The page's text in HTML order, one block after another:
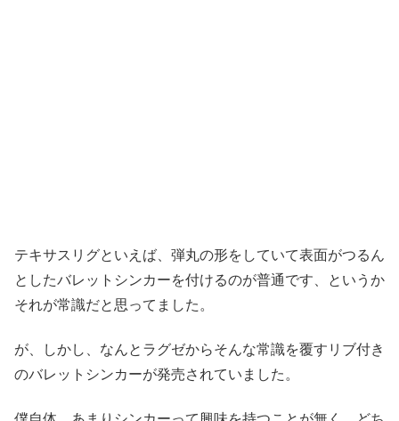
テキサスリグといえば、弾丸の形をしていて表面がつるん
としたバレットシンカーを付けるのが普通です、というか
それが常識だと思ってました。
が、しかし、なんとラグゼからそんな常識を覆すリブ付き
のバレットシンカーが発売されていました。